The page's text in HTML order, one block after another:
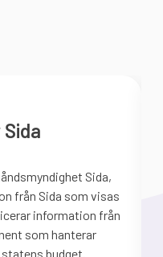
Sida,
från Sida som visas
information från
som hanterar
budget.